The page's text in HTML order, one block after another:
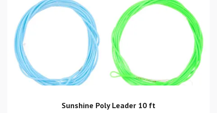
Sunshine Poly Leader 10 ft